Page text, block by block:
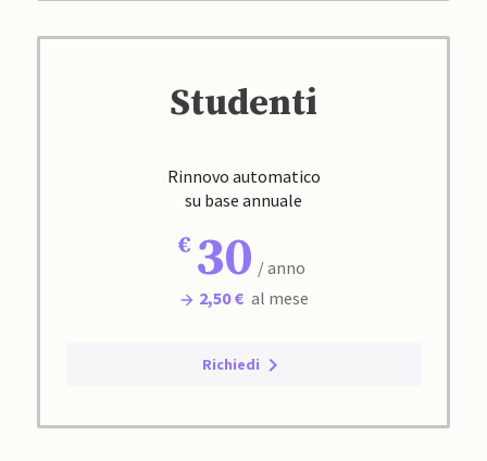
Studenti
Rinnovo automatico
su base annuale
30 / anno
2,50 € al mese
Richiedi